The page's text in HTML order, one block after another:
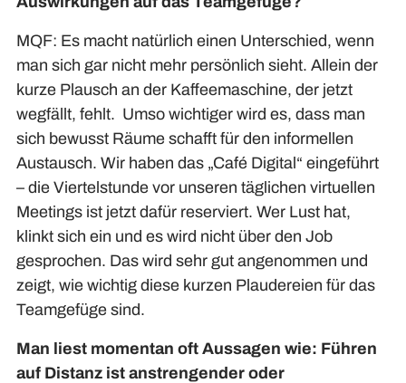
MQF: Es macht natürlich einen Unterschied, wenn
man sich gar nicht mehr persönlich sieht. Allein der
kurze Plausch an der Kaffeemaschine, der jetzt
wegfällt, fehlt. Umso wichtiger wird es, dass man
sich bewusst Räume schafft für den informellen
Austausch. Wir haben das „Café Digital“ eingeführt
– die Viertelstunde vor unseren täglichen virtuellen
Meetings ist jetzt dafür reserviert. Wer Lust hat,
klinkt sich ein und es wird nicht über den Job
gesprochen. Das wird sehr gut angenommen und
zeigt, wie wichtig diese kurzen Plaudereien für das
Teamgefüge sind.
Man liest momentan oft Aussagen wie: Führen
auf Distanz ist anstrengender oder